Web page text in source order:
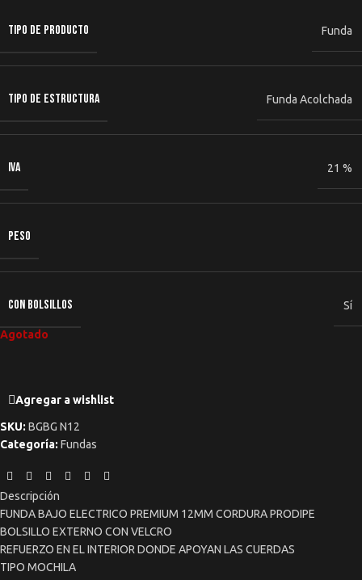
TIPO DE PRODUCTO Funda
TIPO DE ESTRUCTURA Funda Acolchada
IVA 21 %
PESO
CON BOLSILLOS Sí
Agotado
Agregar a wishlist
SKU: BGBG N12
Categoría: Fundas
Descripción
FUNDA BAJO ELECTRICO PREMIUM 12MM CORDURA PRODIPE
BOLSILLO EXTERNO CON VELCRO
REFUERZO EN EL INTERIOR DONDE APOYAN LAS CUERDAS
TIPO MOCHILA